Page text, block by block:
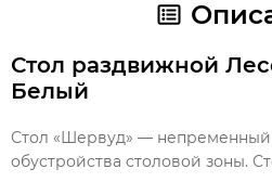
Стол раздвижной
Белый
Стол «Шервуд» — непременный
обустройства столовой зоны.